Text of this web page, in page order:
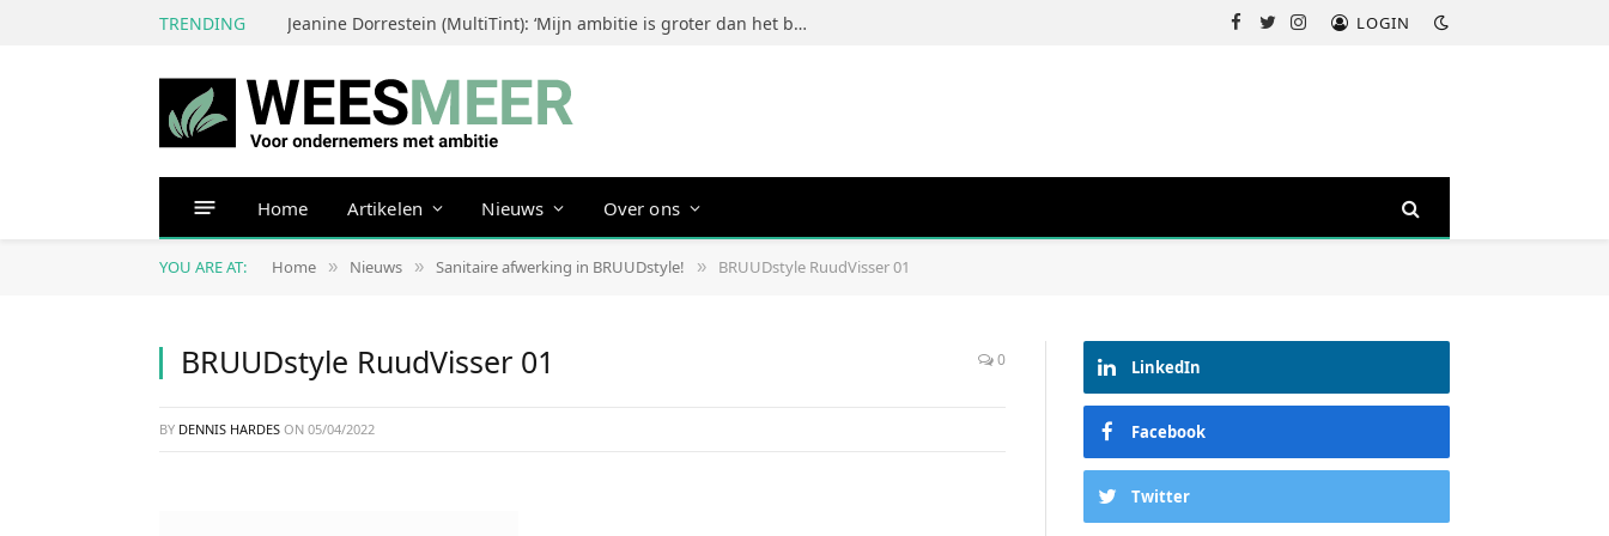
TRENDING Jeanine Dorrestein (MultiTint): ‘Mijn ambitie is groter dan het bouwen van een succesvol merk’ Facebook
TwitterInstagramLOGIN
Home Artikelen Nieuws Over ons
YOU ARE AT: Home » Nieuws » Sanitaire afwerking in BRUUDstyle! » BRUUDstyle RuudVisser 01
BRUUDstyle RuudVisser 01 0
BY DENNIS HARDES ON 05/04/2022
LinkedIn
Facebook
Twitter